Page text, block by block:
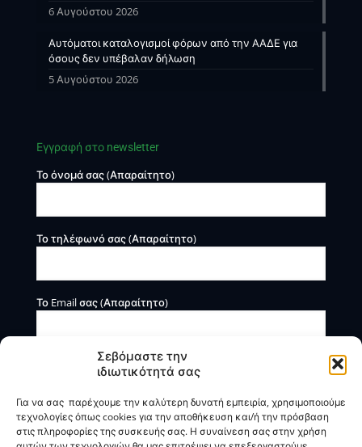
Σεβόμαστε την
ιδιωτικότητά σας
Για να σας παρέχουμε την καλύτερη δυνατή εμπειρία, χρησιμοποιούμε
τεχνολογίες όπως cookies για την αποθήκευση και/ή την πρόσβαση
στις πληροφορίες της συσκευής σας. Η συναίνεση σας στην χρήση
6 Αυγούστου 2026
Αυτόματοι καταλογισμοί φόρων από την ΑΑΔΕ για
όσους δεν υπέβαλαν δήλωση
5 Αυγούστου 2026
Εγγραφή στο newsletter
Το όνομά σας (Απαραίτητο)
Το τηλέφωνό σας (Απαραίτητο)
Το Email σας (Απαραίτητο)